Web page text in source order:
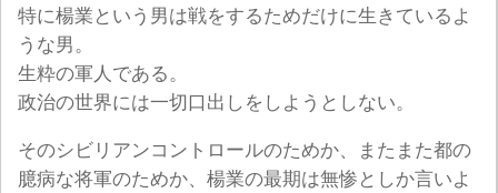
特に楊業という男は戦をするためだけに生きているよ
うな男。
生粋の軍人である。
政治の世界には一切口出しをしようとしない。
そのシビリアンコントロールのためか、またまた都の
臆病な将軍のためか、楊業の最期は無惨としか言いよ